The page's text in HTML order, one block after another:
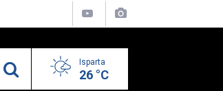
Isparta
26 °C